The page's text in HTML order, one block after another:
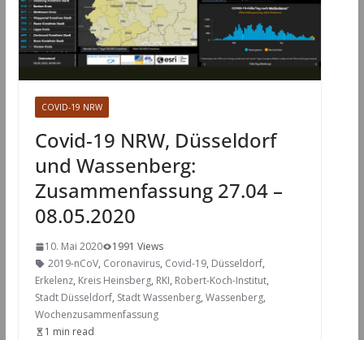
COVID-19 NRW
Covid-19 NRW, Düsseldorf
und Wassenberg:
Zusammenfassung 27.04 –
08.05.2020
10. Mai 2020
1991 Views
2019-nCoV, Coronavirus, Covid-19, Düsseldorf,
Erkelenz, Kreis Heinsberg, RKI, Robert-Koch-Institut,
Stadt Düsseldorf, Stadt Wassenberg, Wassenberg,
Wochenzusammenfassung
1 min read